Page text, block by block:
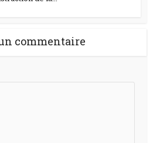
commentaire